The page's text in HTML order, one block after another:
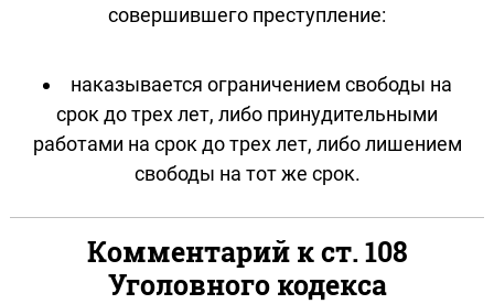
совершившего преступление:
наказывается ограничением свободы на
срок до трех лет, либо принудительными
работами на срок до трех лет, либо лишением
свободы на тот же срок.
Комментарий к ст. 108
Уголовного кодекса